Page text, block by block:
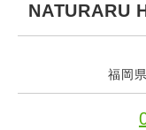
NATURARU
福岡